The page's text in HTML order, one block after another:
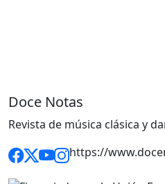
Doce Notas
Revista de música clásica y
https://